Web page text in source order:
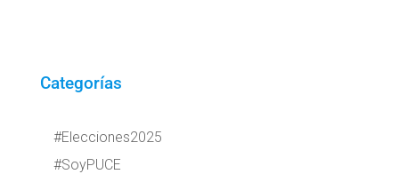
Categorías
#Elecciones2025
#SoyPUCE